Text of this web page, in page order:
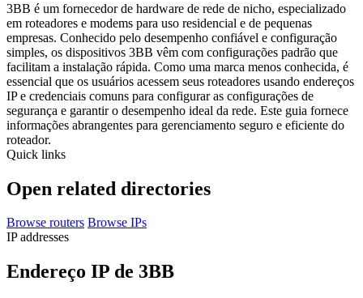
3BB é um fornecedor de hardware de rede de nicho, especializado
em roteadores e modems para uso residencial e de pequenas
empresas. Conhecido pelo desempenho confiável e configuração
simples, os dispositivos 3BB vêm com configurações padrão que
facilitam a instalação rápida. Como uma marca menos conhecida, é
essencial que os usuários acessem seus roteadores usando endereços
IP e credenciais comuns para configurar as configurações de
segurança e garantir o desempenho ideal da rede. Este guia fornece
informações abrangentes para gerenciamento seguro e eficiente do
roteador.
Quick links
Open related directories
Browse routers Browse IPs
IP addresses
Endereço IP de 3BB